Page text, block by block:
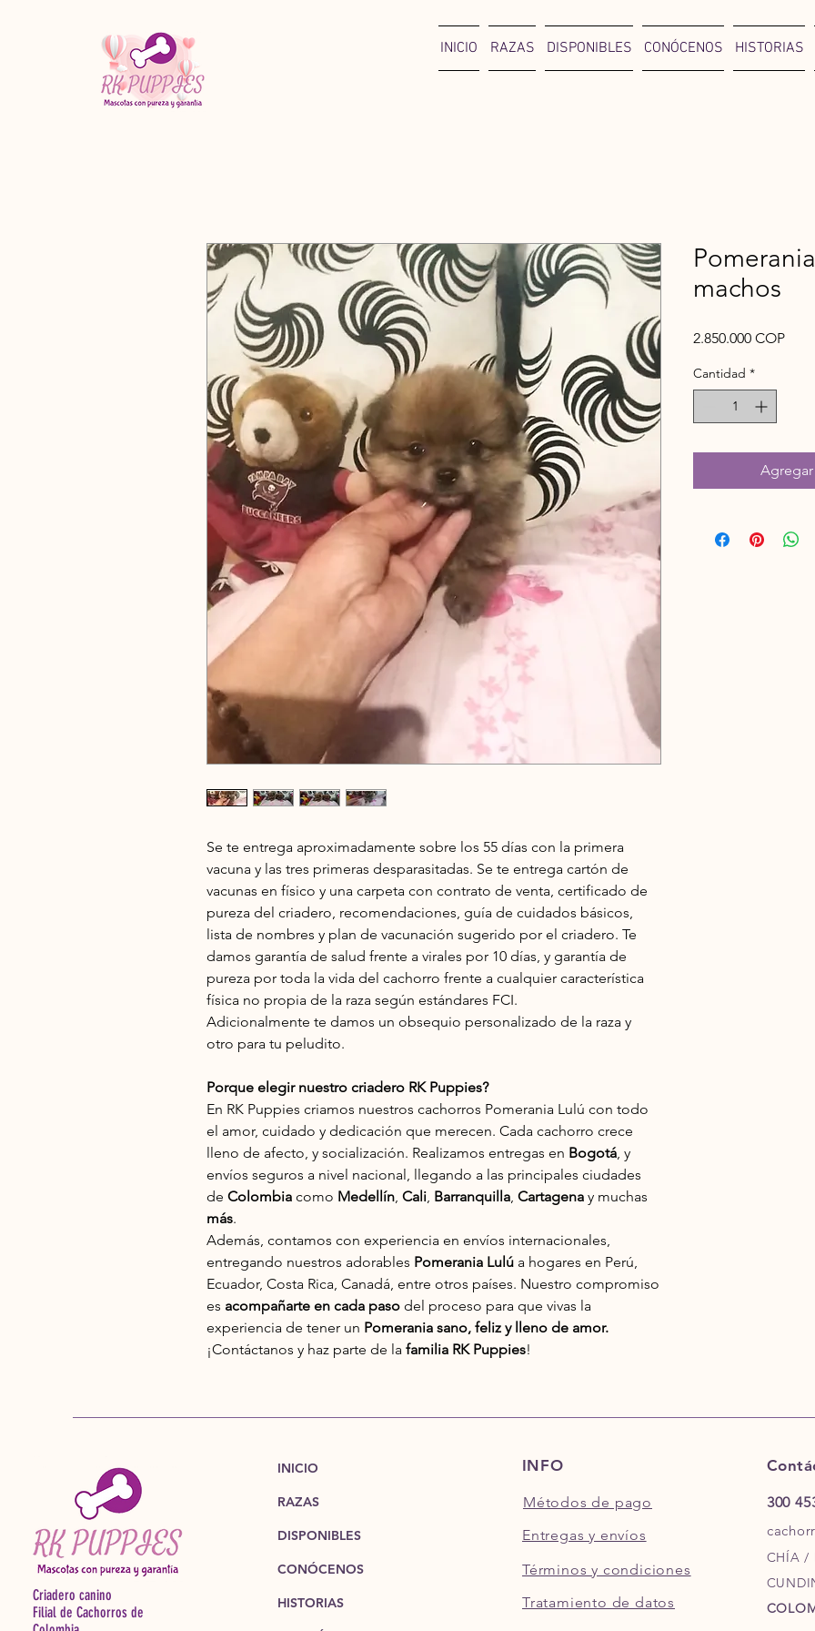
INICIO RAZAS DISPONIBLES CONÓCENOS HISTORIAS
Se te entrega aproximadamente sobre los 55 días con la primera
vacuna y las tres primeras desparasitadas. Se te entrega cartón de
vacunas en físico y una carpeta con contrato de venta, certificado de
pureza del criadero, recomendaciones, guía de cuidados básicos,
lista de nombres y plan de vacunación sugerido por el criadero. Te
damos garantía de salud frente a virales por 10 días, y garantía de
pureza por toda la vida del cachorro frente a cualquier característica
física no propia de la raza según estándares FCI.
Adicionalmente te damos un obsequio personalizado de la raza y
otro para tu peludito.
Porque elegir nuestro criadero RK Puppies?
En RK Puppies criamos nuestros cachorros Pomerania Lulú con todo
el amor, cuidado y dedicación que merecen. Cada cachorro crece
lleno de afecto, y socialización. Realizamos entregas en Bogotá, y
envíos seguros a nivel nacional, llegando a las principales ciudades
de Colombia como Medellín, Cali, Barranquilla, Cartagena y muchas
más.
Además, contamos con experiencia en envíos internacionales,
entregando nuestros adorables Pomerania Lulú a hogares en Perú,
Ecuador, Costa Rica, Canadá, entre otros países. Nuestro compromiso
es acompañarte en cada paso del proceso para que vivas la
experiencia de tener un Pomerania sano, feliz y lleno de amor.
¡Contáctanos y haz parte de la familia RK Puppies!
machos
2.850.000 COP
Cantidad *
Criadero canino
Filial de Cachorros de
INICIO
RAZAS
DISPONIBLES
CONÓCENOS
HISTORIAS
INFO
Métodos de pago
Entregas y envíos
Términos y condiciones
Tratamiento de datos
300
CHÍA /